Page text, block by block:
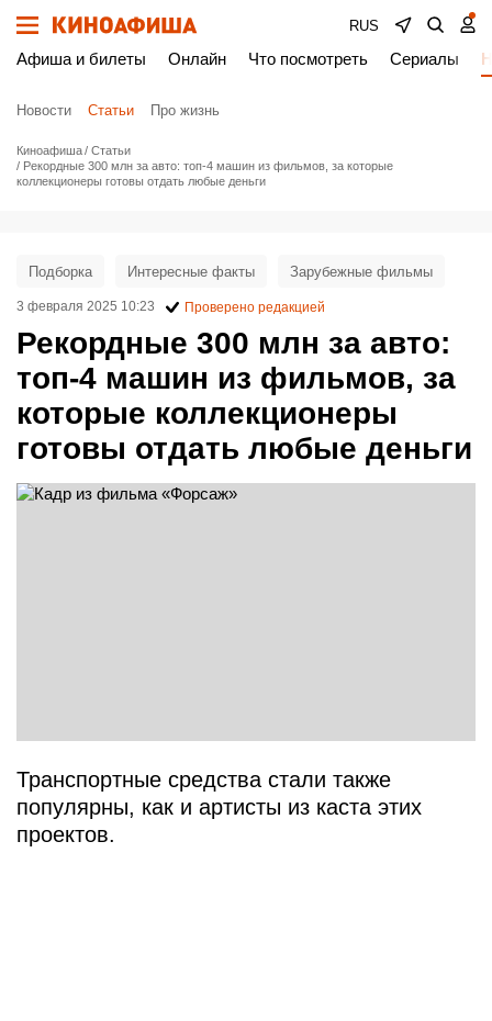
RUS
Афиша и билеты Онлайн Что посмотреть Сериалы
Новости Статьи Про жизнь
Киноафиша
Статьи
Рекордные 300 млн за авто: топ-4 машин из фильмов, за которые
коллекционеры готовы отдать любые деньги
Рекордные 300 млн за авто:
топ-4 машин из фильмов, за
которые коллекционеры
готовы отдать любые деньги
Подборка Интересные факты Зарубежные фильмы
3 февраля 2025 10:23 Проверено редакцией
Транспортные средства стали также
популярны, как и артисты из каста этих
проектов.